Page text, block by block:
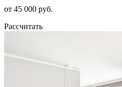
от 45 000 руб.
Рассчитать